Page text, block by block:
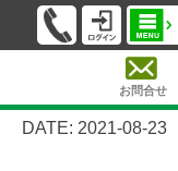
お問合せ
DATE: 2021-08-23